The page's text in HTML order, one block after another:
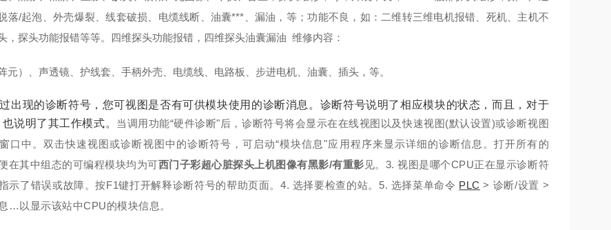
落/起泡、外壳爆裂、线套破损、电缆线断、油囊***、漏油，等；功能不良，如：二维转三维电机报错、死机、主机不
，探头功能报错等等。四维探头功能报错，四维探头油囊漏油 维修内容：
元）、声透镜、护线套、手柄外壳、电缆线、电路板、步进电机、油囊、插头，等。
出现的诊断符号，您可视图是否有可供模块使用的诊断消息。诊断符号说明了相应模块的状态，而且，对于
说明了其工作模式。 当调用功能“硬件诊断"后，诊断符号将会显示在在线视图以及快速视图(默认设置)或诊断视图
口中。双击快速视图或诊断视图中的诊断符号，可启动“模块信息"应用程序来显示详细的诊断信息。打开所有的
在其中组态的可编程模块均为可西门子彩超心脏探头上机图像有黑影/有重影 见。 3. 视图是哪个CPU正在显示诊断符
示了错误或故障。按F1键打开解释诊断符号的帮助页面。4. 选择要检查的站。 5. 选择菜单命令 PLC > 诊断/设置 >
…以显示该站中CPU的模块信息。